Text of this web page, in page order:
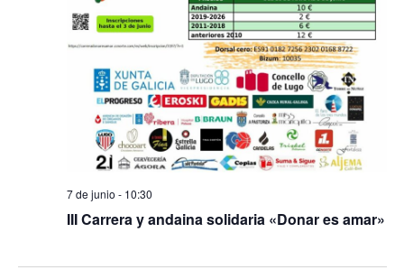
III Carrera y andaina solidaria «Donar es amar»
7 de junio - 10:30